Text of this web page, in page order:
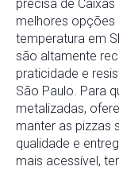
precisa de
melhores opções
temperatura em
são altamente
praticidade e
São Paulo. Para
metalizadas,
manter as pizzas
qualidade e
mais acessível,